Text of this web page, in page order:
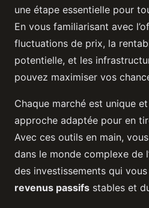
une étape essentielle pour
En vous familiarisant avec
fluctuations de prix, la
potentielle, et les
pouvez maximiser vos
Chaque marché est unique
approche adaptée pour en
Avec ces outils en main,
dans le monde complexe de
des investissements qui
revenus passifs stables et